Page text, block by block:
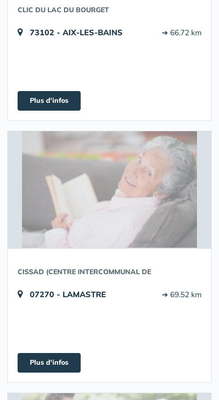
CLIC DU LAC DU BOURGET
73102 - AIX-LES-BAINS ➔ 66.72 km
Plus d'infos
CISSAD (CENTRE INTERCOMMUNAL DE
07270 - LAMASTRE ➔ 69.52 km
Plus d'infos